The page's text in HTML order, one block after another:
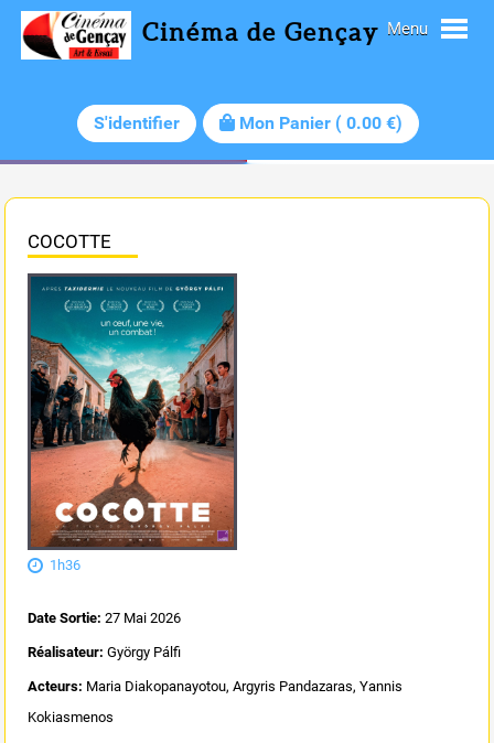
Cinéma de Gençay
S'identifier Mon Panier (0.00 €)
Menu
COCOTTE
1h36
Date Sortie:27 Mai 2026
Réalisateur:György Pálfi
Acteurs: Maria Diakopanayotou, Argyris Pandazaras, Yannis
Kokiasmenos